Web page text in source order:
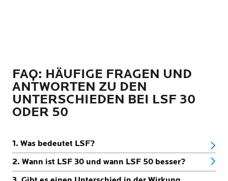
FAQ: HÄUFIGE FRAGEN UND
ANTWORTEN ZU DEN
UNTERSCHIEDEN BEI LSF 30
ODER 50
1. Was bedeutet LSF?
2. Wann ist LSF 30 und wann LSF 50 besser?